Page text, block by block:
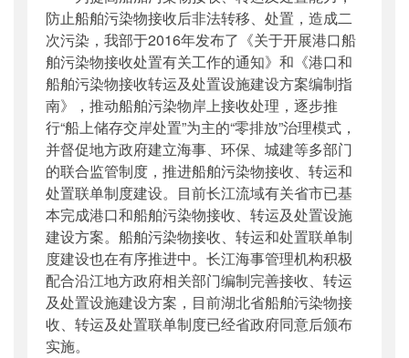
防止船舶污染物接收后非法转移、处置，造成二
次污染，我部于2016年发布了《关于开展港口船
舶污染物接收处置有关工作的通知》和《港口和
船舶污染物接收转运及处置设施建设方案编制指
南》，推动船舶污染物岸上接收处理，逐步推
行“船上储存交岸处置”为主的“零排放”治理模式，
并督促地方政府建立海事、环保、城建等多部门
的联合监管制度，推进船舶污染物接收、转运和
处置联单制度建设。目前长江流域有关省市已基
本完成港口和船舶污染物接收、转运及处置设施
建设方案。船舶污染物接收、转运和处置联单制
度建设也在有序推进中。长江海事管理机构积极
配合沿江地方政府相关部门编制完善接收、转运
及处置设施建设方案，目前湖北省船舶污染物接
收、转运及处置联单制度已经省政府同意后颁布
实施。